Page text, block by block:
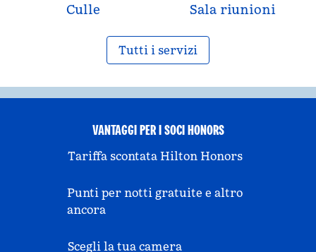
Culle Sala riunioni
Tutti i servizi
VANTAGGI PER I SOCI HONORS
Tariffa scontata Hilton Honors
Punti per notti gratuite e altro
ancora
Scegli la tua camera